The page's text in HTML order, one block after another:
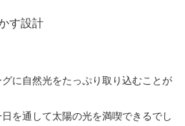
す設計
に自然光をたっぷり取り込むことが
を通して太陽の光を満喫できるでし